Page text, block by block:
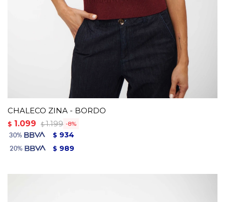
CHALECO ZINA - BORDO
$ 1.099 $ 1.199 8
$ 934
$ 989